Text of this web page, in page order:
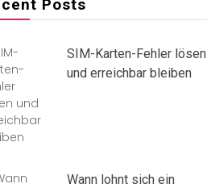
Posts
SIM-Karten-Fehler lösen
und erreichbar bleiben
Wann lohnt sich ein